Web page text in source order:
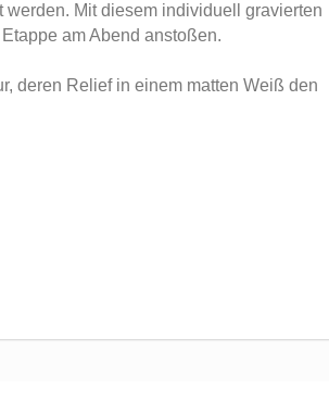
Mit diesem individuell gravierten
am Abend anstoßen.
deren Relief in einem matten Weiß den